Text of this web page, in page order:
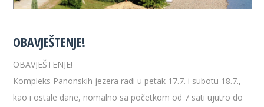
OBAVJEŠTENJE!
OBAVJEŠTENJE!
Kompleks Panonskih jezera radi u petak 17.7. i subotu 18.7.,
kao i ostale dane, nomalno sa početkom od 7 sati ujutro do